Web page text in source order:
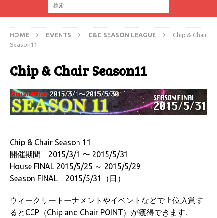
HOME EVENTS C&C SEASON LEAGUE
Chip & Chair
Season11
Chip & Chair Season11
Chip & Chair Season 11
開催期間 2015/3/1 〜 2015/5/31
House FINAL 2015/5/25 ～ 2015/5/29
Season FINAL 2015/5/31（日）
ウィークリートーナメントやイベントなどで上位入賞す
るとCCP（Chip and Chair POINT）が獲得できます。